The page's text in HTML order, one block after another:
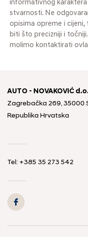
informativnog
stvarnosti. Ne
opisima opreme i
biti što precizniji i
molimo kontaktirati
AUTO - NOVAKOVIĆ
Zagrebačka 269, 35000
Republika Hrvatska
Tel: +385 35 273 542